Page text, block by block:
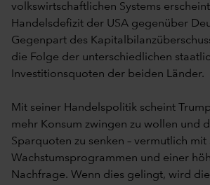
volkswirtschaftlichen Systems
Handelsdefizit der USA gegenüber
Gegenpart des
die Folge der unterschiedlichen
Investitionsquoten der beiden Länder.
Mit seiner Handelspolitik scheint
mehr Konsum zwingen zu wollen und
Sparquoten zu senken – vermutlich mit
Wachstumsprogrammen und einer
Nachfrage. Wenn dies gelingt, wird